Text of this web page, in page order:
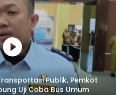
Publik, Pemkot
Uji Coba Bus Umum